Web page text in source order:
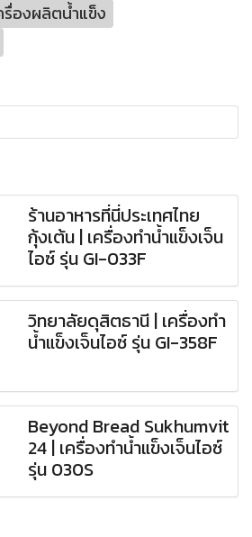
รื่องผลิตน้ำแข็ง
ร้านอาหารที่นี่ประเทศไทย
กุ้งเต้น | เครื่องทำน้ำแข็งเจ็น
ไอซ์ รุ่น GI-033F
วิทยาลัยดุสิตธานี | เครื่องทำ
น้ำแข็งเจ็นไอซ์ รุ่น GI-358F
Beyond Bread Sukhumvit
24 | เครื่องทำน้ำแข็งเจ็นไอซ์
รุ่น 030S